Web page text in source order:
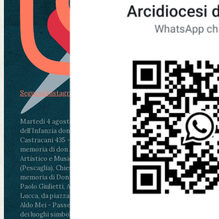
Martedì 4 agosto2026
ore 11:30 - Lucca, Scuola
dell’Infanzia don Aldo Mei - Viale Castruccio
Castracani 435 - Inaugurazione murales in
memoria di don Aldo Mei curato dal Liceo
Artistico e Musicale “Passaglia”
ore 18 - Fiano
(Pescaglia), Chiesa parrocchiale - Messa in
memoria di Don Aldo Mei celebrata da mons.
Paolo Giulietti, Arcivescovo di Lucca
ore 20.30 -
Lucca, da piazza San Michele al Cippo di don
Aldo Mei - Passeggiata della Memoria in alcuni
dei luoghi simbolo della città. Ritrovo alle ore
Segui su Instagram